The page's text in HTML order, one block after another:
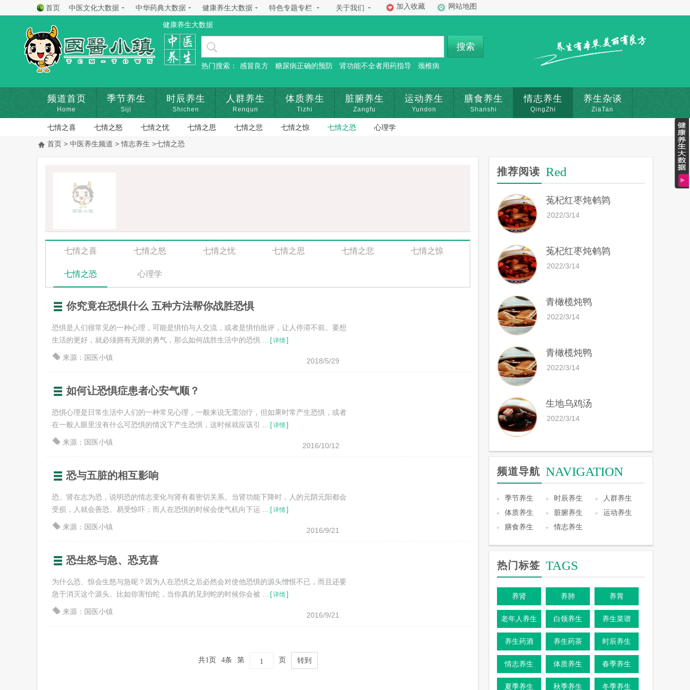
首页 中医文化大数据 中华药典大数据 健康养生大数据 特色专题专栏 关于我们 加入收藏 网站地图
健康养生大数据
搜索
热门搜索： 感冒良方 糖尿病正确的预防 肾功能不全者用药指导 颈椎病
频道首页
Home
季节养生
Siji
时辰养生
Shichen
人群养生
Renqun
体质养生
Tizhi
脏腑养生
Zangfu
运动养生
Yundon
膳食养生
Shanshi
情志养生
QingZhi
养生杂谈
ZiaTan
七情之喜 七情之怒 七情之忧 七情之思 七情之悲 七情之惊 七情之恐
心理学
首页 > 中医养生频道 >情志养生 >七情之恐
七情之喜 七情之怒 七情之忧 七情之思 七情之悲 七情之惊
七情之恐 心理学
你究竟在恐惧什么 五种方法帮你战胜恐惧
恐惧是人们很常见的一种心理，可能是惧怕与人交流，或者是惧怕批评，让人停滞不前。要想
生活的更好，就必须拥有无限的勇气，那么如何战胜生活中的恐惧 ...
[详情]
2018/5/29
来源：国医小镇
如何让恐惧症患者心安气顺？
恐惧心理是日常生活中人们的一种常见心理，一般来说无需治疗，但如果时常产生恐惧，或者
在一般人眼里没有什么可恐惧的情况下产生恐惧，这时候就应该引 ...
[详情]
2016/10/12
来源：国医小镇
恐与五脏的相互影响
恐。肾在志为恐，说明恐的情志变化与肾有着密切关系。当肾功能下降时，人的元阴元阳都会
受损，人就会善恐、易受惊吓；而人在恐惧的时候会使气机向下运 ...
[详情]
2016/9/21
来源：国医小镇
恐生怒与急、恐克喜
为什么恐、惊会生怒与急呢？因为人在恐惧之后必然会对使他恐惧的源头憎恨不已，而且还要
急于消灭这个源头。比如你害怕蛇，当你真的见到蛇的时候你会被 ...
[详情]
2016/9/21
来源：国医小镇
共1页 4条 第 页 转到
推荐阅读 Red
菟杞红枣炖鹌鹑
2022/3/14
菟杞红枣炖鹌鹑
2022/3/14
青橄榄炖鸭
2022/3/14
青橄榄炖鸭
2022/3/14
生地乌鸡汤
2022/3/14
频道导航 NAVIGATION
季节养生 时辰养生
人群养生
体质养生
脏腑养生
运动养生
膳食养生
情志养生
热门标签 TAGS
养肾 养肺 养胃
老年人养生 白领养生 养生菜谱
养生药酒 养生药茶 时辰养生
情志养生 体质养生 春季养生
夏季养生 秋季养生 冬季养生